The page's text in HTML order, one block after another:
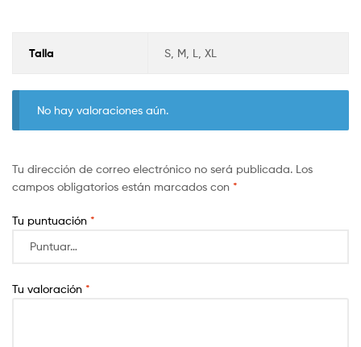
Talla S, M, L, XL
No hay valoraciones aún.
Tu dirección de correo electrónico no será publicada. Los
campos obligatorios están marcados con *
Tu puntuación *
Tu valoración *